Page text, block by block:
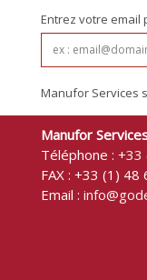
Entrez votre email
Manufor Services
Manufor
Téléphone : +33
FAX : +33 (1) 48
Email :